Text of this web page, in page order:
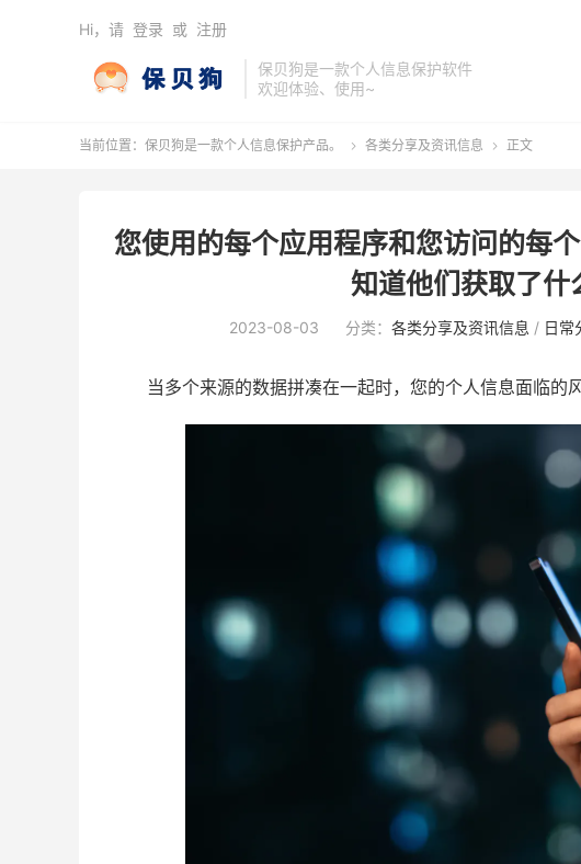
保贝狗是一款个人信息保护软件
欢迎体验、使用~
Hi，请 登录 或 注册
当前位置： 保贝狗是一款个人信息保护产品。  各类分享及资讯信息  正文
您使用的每个应用程序和您访问的每
知道他们获取了什
2023-08-03 分类： 各类分享及资讯信息 / 日常
当多个来源的数据拼凑在一起时，您的个人信息面临的